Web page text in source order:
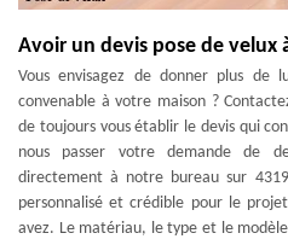
Avoir un devis pose de velux
Vous envisagez de donner plus de
convenable à votre maison ?
de toujours vous établir le devis qui
nous passer votre demande de
directement à notre bureau sur
personnalisé et crédible pour le
avez. Le matériau, le type et le